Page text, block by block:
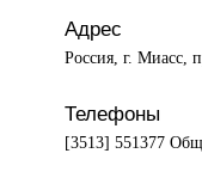
Адрес
Россия, г. Миасс,
Телефоны
[3513] 551377